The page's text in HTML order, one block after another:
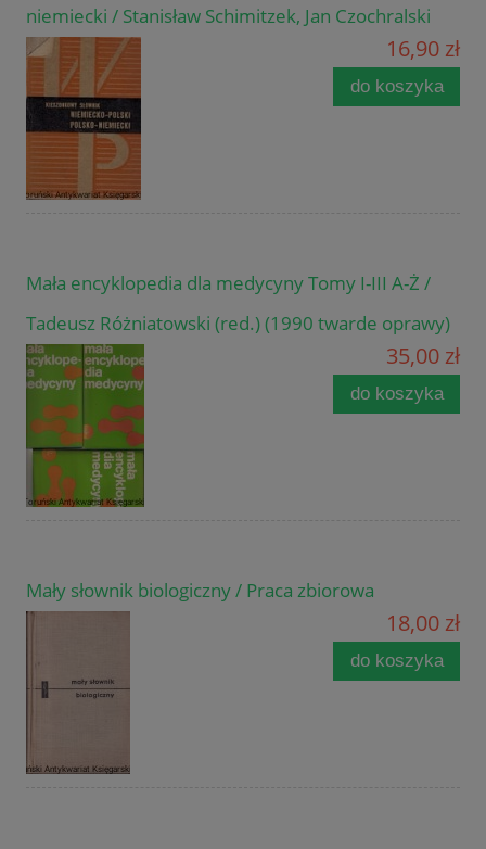
niemiecki / Stanisław Schimitzek, Jan Czochralski
16,90 zł
do koszyka
Mała encyklopedia dla medycyny Tomy I-III A-Ż /
Tadeusz Różniatowski (red.) (1990 twarde oprawy)
35,00 zł
do koszyka
Mały słownik biologiczny / Praca zbiorowa
18,00 zł
do koszyka